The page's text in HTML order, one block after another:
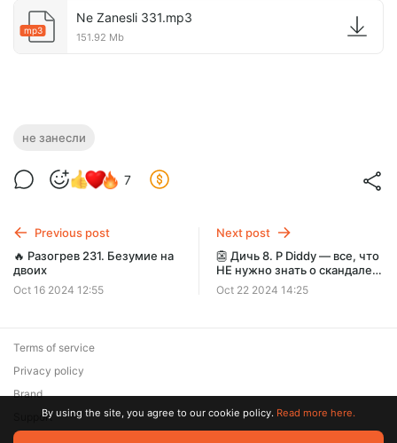
mp3
Ne Zanesli 331.mp3
151.92 Mb
не занесли
7
Previous post
🔥 Разогрев 231. Безумие на
двоих
Oct 16 2024 12:55
Next post
👺 Дичь 8. P Diddy — все, что
НЕ нужно знать о скандале с
вечеринками главного
монстра Голливуда
Oct 22 2024 14:25
Terms of service
Privacy policy
Brand
SupportBy using the site, you agree to our cookie policy. Read more here.